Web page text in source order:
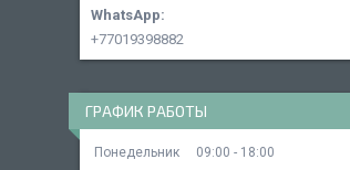
+77019398882
ГРАФИК РАБОТЫ
Понедельник 09:00
18:00